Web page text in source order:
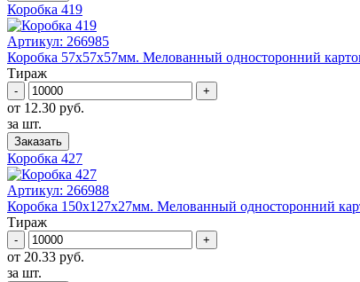
Коробка 419
Артикул: 266985
Коробка 57x57х57мм. Mелованный односторонний
Тираж
- +
от 12.30 руб.
за шт.
Заказать
Коробка 427
Артикул: 266988
Коробка 150x127х27мм. Mелованный односторонний
Тираж
- +
от 20.33 руб.
за шт.